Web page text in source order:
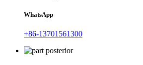
WhatsApp
+86-13701561300